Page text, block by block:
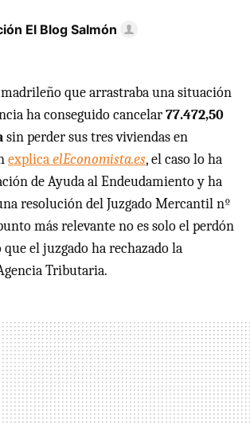
El Blog Salmón
que arrastraba una situación
ha conseguido cancelar77.472,50
sin perder sus tres viviendas en
explicaelEconomista.es, el caso lo ha
de Ayuda al Endeudamiento y ha
resolución del Juzgado Mercantil nº
más relevante no es solo el perdón
que el juzgado ha rechazado la
Tributaria.